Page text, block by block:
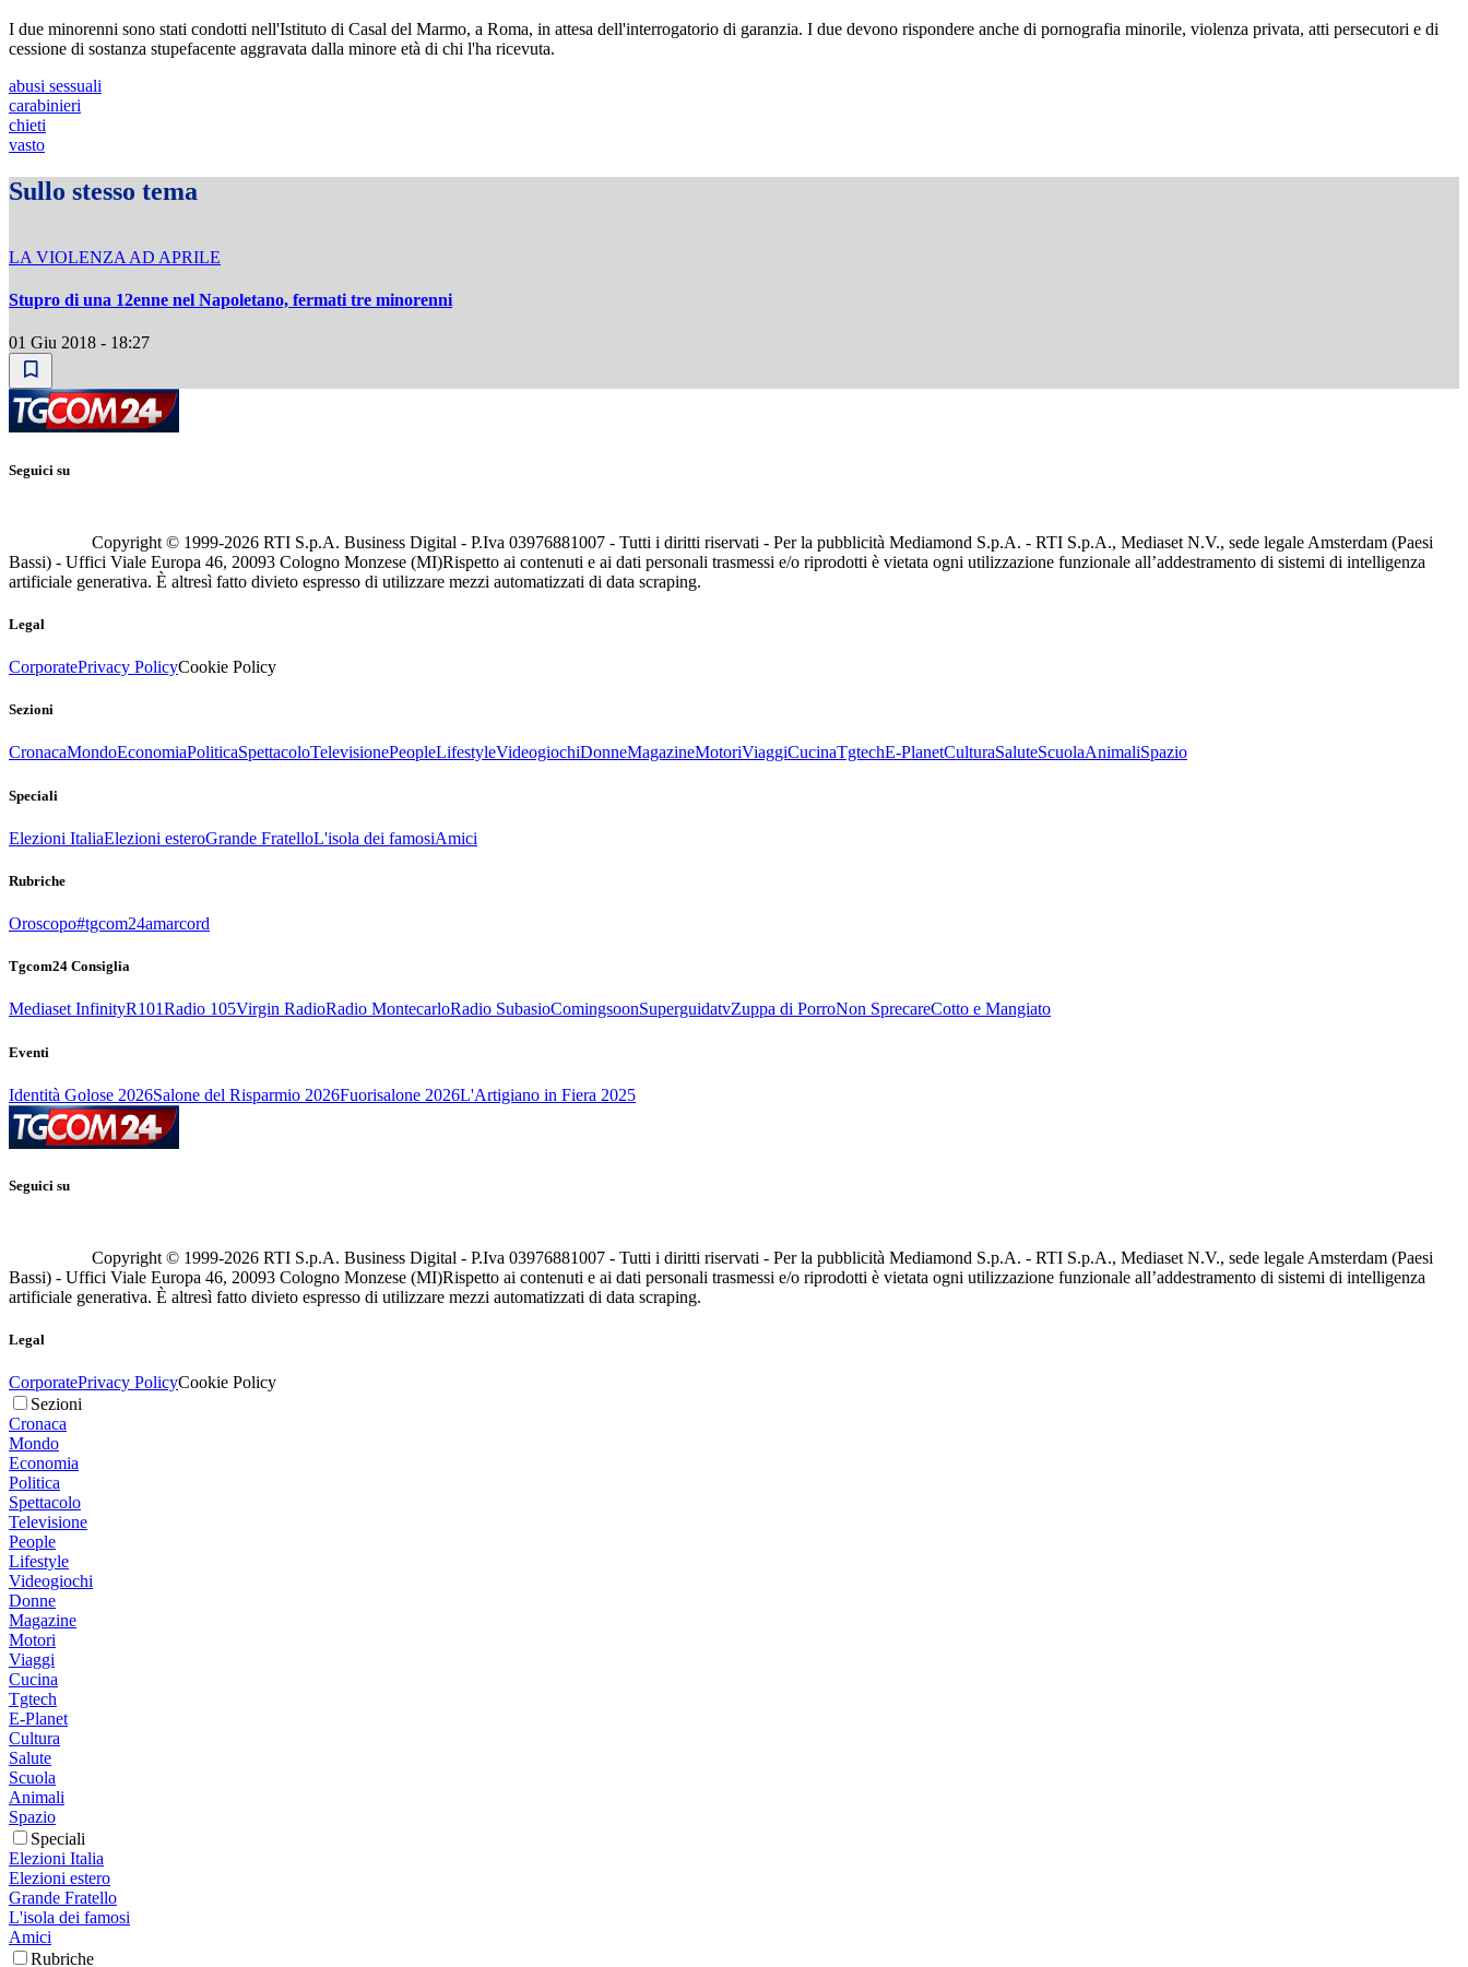
I due minorenni sono stati condotti nell'Istituto di Casal del Marmo, a Roma, in attesa dell'interrogatorio di garanzia. I due devono rispondere anche di pornografia minorile, violenza privata, atti persecutori e di
cessione di sostanza stupefacente aggravata dalla minore età di chi l'ha ricevuta.
abusi sessuali
carabinieri
chieti
vasto
Sullo stesso tema
LA VIOLENZA AD APRILE
Stupro di una 12enne nel Napoletano, fermati tre minorenni
01 Giu 2018 - 18:27
Seguici su
Copyright © 1999-2026 RTI S.p.A. Business Digital - P.Iva 03976881007 - Tutti i diritti riservati - Per la pubblicità Mediamond S.p.A. - RTI S.p.A., Mediaset N.V., sede legale Amsterdam (Paesi
Bassi) - Uffici Viale Europa 46, 20093 Cologno Monzese (MI)Rispetto ai contenuti e ai dati personali trasmessi e/o riprodotti è vietata ogni utilizzazione funzionale all’addestramento di sistemi di intelligenza
artificiale generativa. È altresì fatto divieto espresso di utilizzare mezzi automatizzati di data scraping.
Legal
CorporatePrivacy PolicyCookie Policy
Sezioni
CronacaMondoEconomiaPoliticaSpettacoloTelevisionePeopleLifestyleVideogiochiDonneMagazineMotoriViaggiCucinaTgtechE-PlanetCulturaSaluteScuolaAnimaliSpazio
Speciali
Elezioni ItaliaElezioni esteroGrande FratelloL'isola dei famosiAmici
Rubriche
Oroscopo#tgcom24amarcord
Tgcom24 Consiglia
Mediaset InfinityR101Radio 105Virgin RadioRadio MontecarloRadio SubasioComingsoonSuperguidatvZuppa di PorroNon SprecareCotto e Mangiato
Eventi
Identità Golose 2026Salone del Risparmio 2026Fuorisalone 2026L'Artigiano in Fiera 2025
Seguici su
Copyright © 1999-2026 RTI S.p.A. Business Digital - P.Iva 03976881007 - Tutti i diritti riservati - Per la pubblicità Mediamond S.p.A. - RTI S.p.A., Mediaset N.V., sede legale Amsterdam (Paesi
Bassi) - Uffici Viale Europa 46, 20093 Cologno Monzese (MI)Rispetto ai contenuti e ai dati personali trasmessi e/o riprodotti è vietata ogni utilizzazione funzionale all’addestramento di sistemi di intelligenza
artificiale generativa. È altresì fatto divieto espresso di utilizzare mezzi automatizzati di data scraping.
Legal
CorporatePrivacy PolicyCookie Policy
Sezioni
Cronaca
Mondo
Economia
Politica
Spettacolo
Televisione
People
Lifestyle
Videogiochi
Donne
Magazine
Motori
Viaggi
Cucina
Tgtech
E-Planet
Cultura
Salute
Scuola
Animali
Spazio
Speciali
Elezioni Italia
Elezioni estero
Grande Fratello
L'isola dei famosi
Amici
Rubriche